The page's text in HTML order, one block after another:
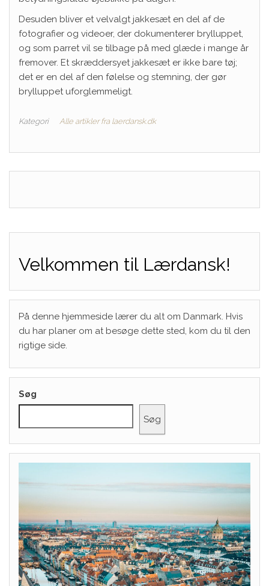
Desuden bliver et velvalgt jakkesæt en del af de
fotografier og videoer, der dokumenterer brylluppet,
og som parret vil se tilbage på med glæde i mange år
fremover. Et skræddersyet jakkesæt er ikke bare tøj;
det er en del af den følelse og stemning, der gør
brylluppet uforglemmeligt.
Kategori Alle artikler fra laerdansk.dk
Velkommen til Lærdansk!
På denne hjemmeside lærer du alt om Danmark. Hvis
du har planer om at besøge dette sted, kom du til den
rigtige side.
Søg
Søg